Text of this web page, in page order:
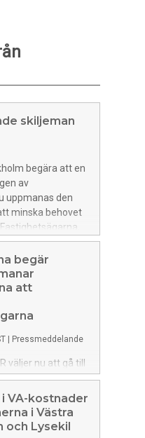
skiljeman
begära att en
av
uppmanas den
minska behovet
begär
att
Pressmeddelande
väljer nu att gå till
i årets
Beslutet
med
inte gjort
VA-kostnader
i Västra
och Lysekil